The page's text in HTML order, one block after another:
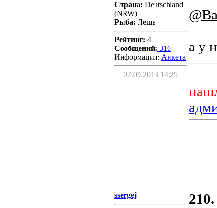
Страна: Deutschland
(NRW)
Рыба: Лещь
Рейтинг: 4
Сообщений: 310
Информация: Aнкета
07.09.2013 14:25
а у
ssergej
210.